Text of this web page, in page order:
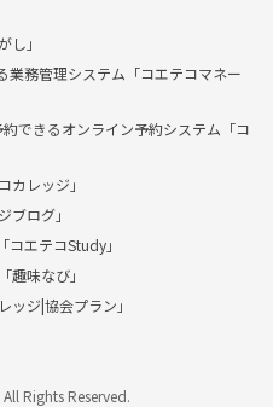
」
業務管理システム「コエテコマネー
できるオンライン予約システム「コ
カレッジ」
ログ」
エテコStudy」
味なび」
ジ|協会プラン」
Rights Reserved.